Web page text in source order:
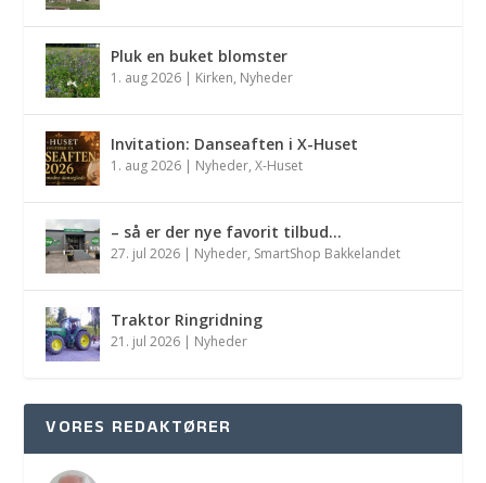
Pluk en buket blomster
1. aug 2026 | Kirken, Nyheder
Invitation: Danseaften i X-Huset
1. aug 2026 | Nyheder,X-Huset
– så er der nye favorit tilbud…
27. jul 2026 | Nyheder, SmartShop Bakkelandet
Traktor Ringridning
21. jul 2026 | Nyheder
VORES REDAKTØRER